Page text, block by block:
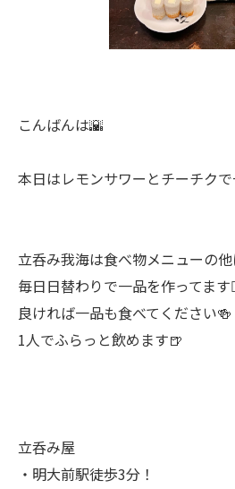
こんばんは🌇
本日はレモンサワーとチーチク
立呑み我海は食べ物メニューの他
毎日日替わりで一品を作ってます
良ければ一品も食べてください🍻
1人でふらっと飲めます🍺
立呑み屋
・明大前駅徒歩3分！